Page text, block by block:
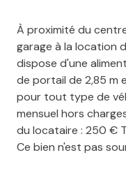
À proximité du
garage à la location
dispose d'une
de portail de 2,85 m
pour tout type de
mensuel hors
du locataire : 250 €
Ce bien n'est pas